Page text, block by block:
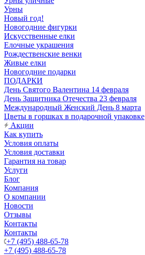
Урны
Новый год!
Новогодние фигурки
Искусственные елки
Елочные украшения
Рождественские венки
Живые елки
Новогодние подарки
ПОДАРКИ
День Святого Валентина 14 февраля
День Защитника Отечества 23 февраля
Международный Женский День 8 марта
Цветы в горшках в подарочной упаковке
Акции
Как купить
Условия оплаты
Условия доставки
Гарантия на товар
Услуги
Блог
Компания
О компании
Новости
Отзывы
Контакты
Контакты
+7 (495) 488-65-78
+7 (495) 488-65-78